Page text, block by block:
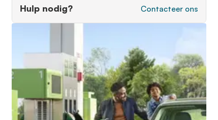
Hulp nodig? Contacteer ons